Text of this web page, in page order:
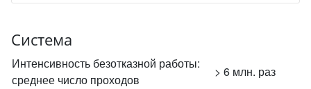
Система
Интенсивность безотказной работы:
среднее число проходов
> 6 млн. раз